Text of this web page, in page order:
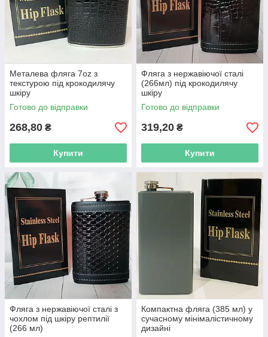
Металева фляга 7oz з
текстурою під крокодилячу
шкіру
Готово до відправки
268,80 ₴
Купити
Фляга з нержавіючої сталі
(266мл) під крокодилячу
шкіру
Готово до відправки
319,20 ₴
Купити
Фляга з нержавіючої сталі з
чохлом під шкіру рептилії
(266 мл)
Компактна фляга (385 мл) у
сучасному мінімалістичному
дизайні